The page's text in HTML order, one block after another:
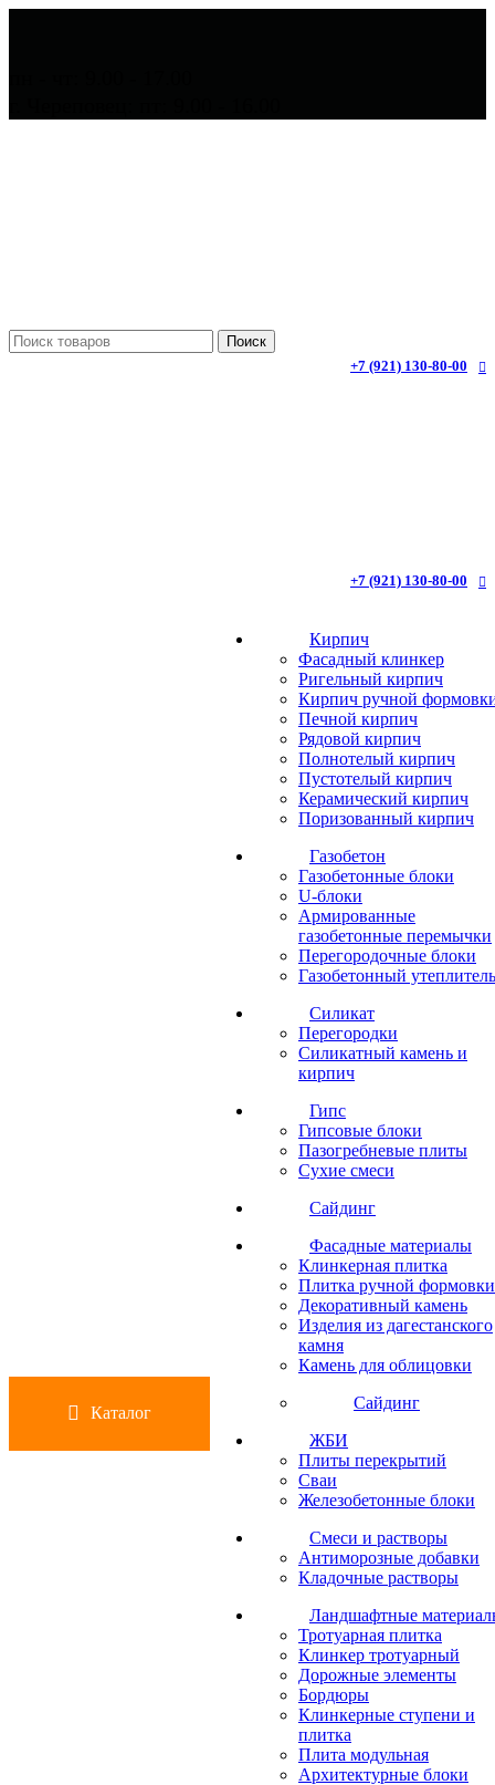
Поиск
+7 (921) 130-80-00
+7 (921) 130-80-00
Каталог
Кирпич
Фасадный клинкер
Ригельный кирпич
Кирпич ручной
Печной кирпич
Рядовой кирпич
Полнотелый кирпич
Пустотелый кирпич
Керамический кирпич
Поризованный кирпич
Газобетон
Газобетонные блоки
U-блоки
Армированные
газобетонные перемычки
Перегородочные блоки
Газобетонный утеплитель
Силикат
Перегородки
Силикатный камень и
кирпич
Гипс
Гипсовые блоки
Пазогребневые плиты
Сухие смеси
Сайдинг
Фасадные материалы
Клинкерная плитка
Плитка ручной формовки
Декоративный камень
Изделия из дагестанского
камня
Камень для облицовки
Сайдинг
ЖБИ
Плиты перекрытий
Сваи
Железобетонные блоки
Cмеси и растворы
Антиморозные добавки
Кладочные растворы
Ландшафтные
Тротуарная плитка
Клинкер тротуарный
Дорожные элементы
Бордюры
Клинкерные ступени и
плитка
Плита модульная
Архитектурные блоки